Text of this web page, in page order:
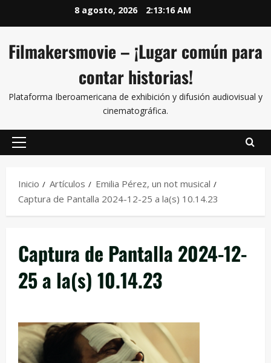
8 agosto, 2026 2:13:16 AM
Filmakersmovie – ¡Lugar común para
contar historias!
Plataforma Iberoamericana de exhibición y difusión audiovisual y
cinematográfica.
Inicio Artículos
Emilia Pérez, un not musical
Captura de Pantalla 2024-12-25 a la(s) 10.14.23
Captura de Pantalla 2024-12-
25 a la(s) 10.14.23